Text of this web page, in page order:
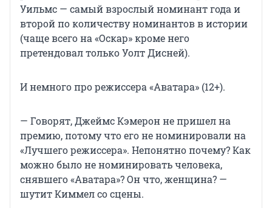
Уильмс — самый взрослый номинант года и
второй по количеству номинантов в истории
(чаще всего на «Оскар» кроме него
претендовал только Уолт Дисней).
И немного про режиссера «Аватара» (12+).
— Говорят, Джеймс Кэмерон не пришел на
премию, потому что его не номинировали на
«Лучшего режиссера». Непонятно почему? Как
можно было не номинировать человека,
снявшего «Аватара»? Он что, женщина? —
шутит Киммел со сцены.